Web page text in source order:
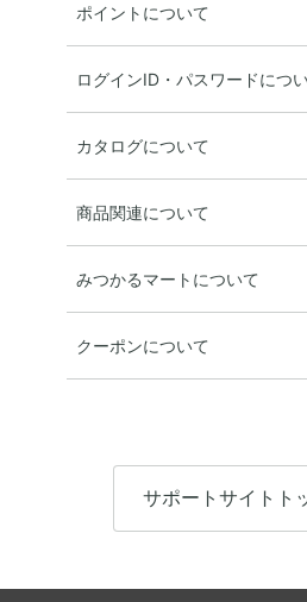
ポイントについて
ログインID・パスワードにつ
カタログについて
商品関連について
みつかるマートについて
クーポンについて
サポートサイトト